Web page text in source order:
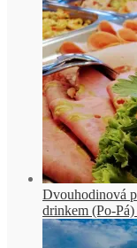
Dvouhodinová
drinkem (Po-Pá)